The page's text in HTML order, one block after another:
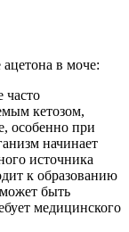
в моче:
часто
кетозом,
особенно при
начинает
источника
к образованию
быть
медицинского